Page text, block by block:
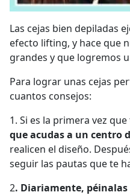
Las cejas bien depiladas
efecto lifting, y hace que
grandes y que logremos
Para lograr unas cejas
cuantos consejos:
1. Si es la primera vez
que acudas a un centro
realicen el diseño.
seguir las pautas que te
2. Diariamente, péinalas